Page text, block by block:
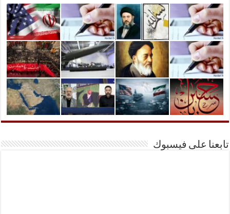
تابعنا على فيسبوك